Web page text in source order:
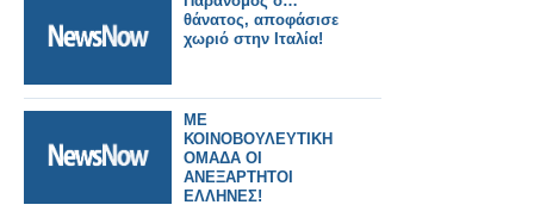
θάνατος, αποφάσισε
χωριό στην Ιταλία!
ΜΕ
ΚΟΙΝΟΒΟΥΛΕΥΤΙΚΗ
ΟΜΑΔΑ ΟΙ
ΑΝΕΞΑΡΤΗΤΟΙ
ΕΛΛΗΝΕΣ!